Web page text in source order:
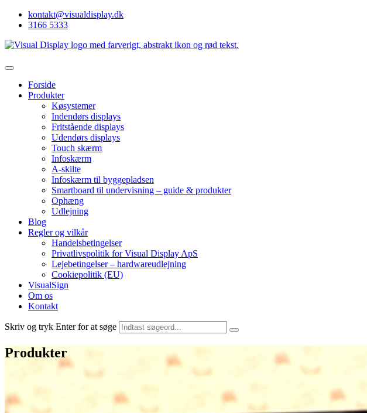
kontakt@visualdisplay.dk
3166 5333
Forside
Produkter
Køsystemer
Indendørs displays
Fritstående displays
Udendørs displays
Touch skærm
Infoskærm
A-skilte
Infoskærm til byggepladsen
Smartboard til undervisning – guide & produkter
Ophæng
Udlejning
Blog
Regler og vilkår
Handelsbetingelser
Privatlivspolitik for Visual Display ApS
Lejebetingelser – hardwareudlejning
Cookiepolitik (EU)
VisualSign
Om os
Kontakt
Skriv og tryk Enter for at søge
Produkter